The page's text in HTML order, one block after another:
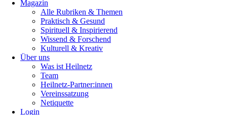
Magazin
Alle Rubriken & Themen
Praktisch & Gesund
Spirituell & Inspirierend
Wissend & Forschend
Kulturell & Kreativ
Über uns
Was ist Heilnetz
Team
Heilnetz-Partner:innen
Vereinssatzung
Netiquette
Login